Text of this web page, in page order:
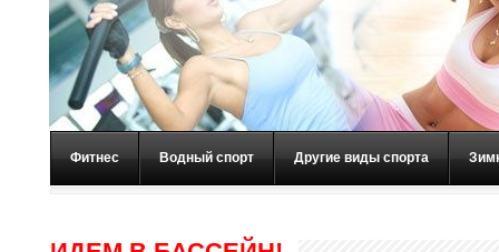
Фитнес Водный спорт Другие виды спорта